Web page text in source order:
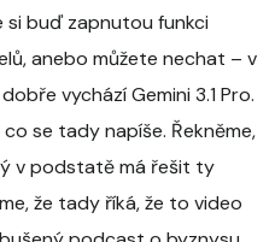
si buď zapnutou funkci
anebo můžete nechat – v
vychází Gemini 3.1 Pro.
se tady napíše. Řekněme,
v podstatě má řešit ty
že tady říká, že to video